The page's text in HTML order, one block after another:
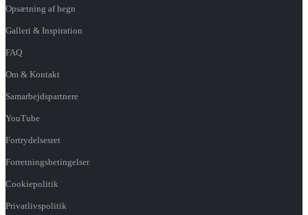
Opsætning af hegn
Galleri & Inspiration
FAQ
Om & Kontakt
Samarbejdspartnere
YouTube
Fortrydelsesret
Forretningsbetingelser
Cookiepolitik
Privatlivspolitik